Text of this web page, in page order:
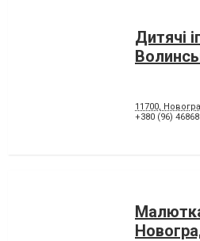
Дитячі
11700,
+380 (96)